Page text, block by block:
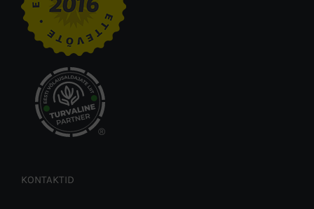
®
KONTAKTID